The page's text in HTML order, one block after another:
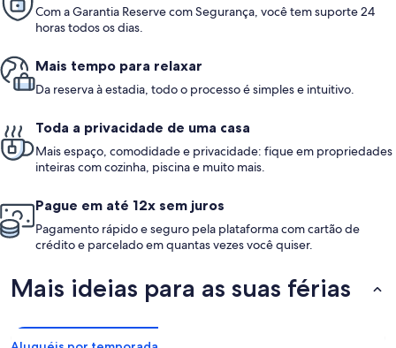
Com a Garantia Reserve com Segurança, você tem suporte 24
horas todos os dias.
Mais tempo para relaxar
Da reserva à estadia, todo o processo é simples e intuitivo.
Toda a privacidade de uma casa
Mais espaço, comodidade e privacidade: fique em propriedades
inteiras com cozinha, piscina e muito mais.
Pague em até 12x sem juros
Pagamento rápido e seguro pela plataforma com cartão de
crédito e parcelado em quantas vezes você quiser.
Mais ideias para as suas férias